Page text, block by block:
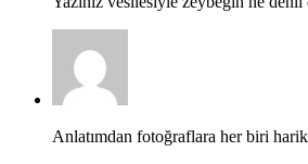
Anlatımdan fotoğraflara her biri